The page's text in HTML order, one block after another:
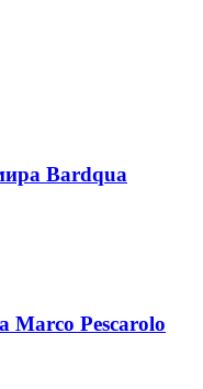
Bardqua
Pescarolo